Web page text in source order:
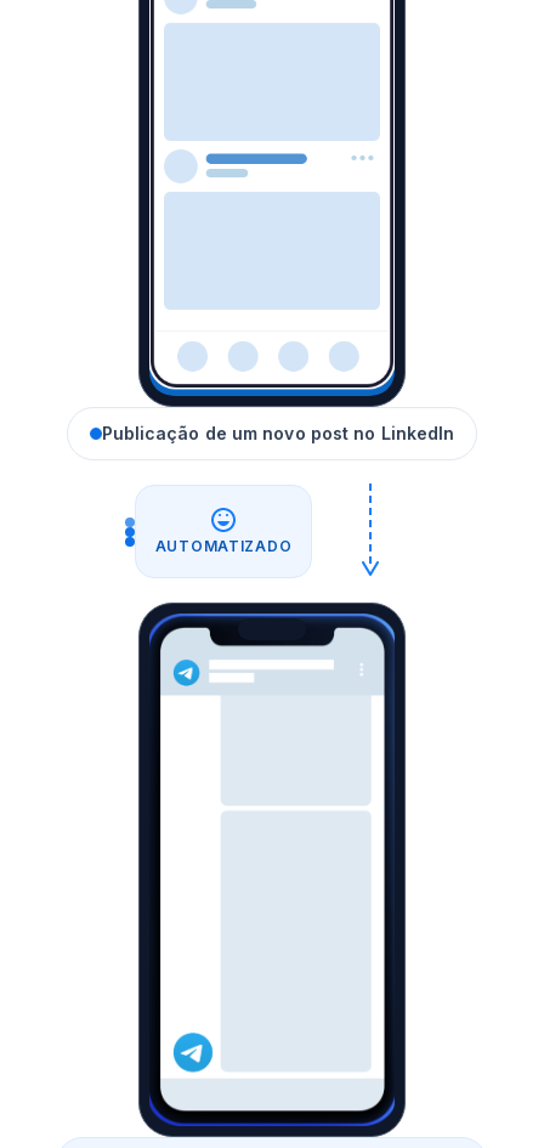
Publicação de um novo post no LinkedIn
AUTOMATIZADO